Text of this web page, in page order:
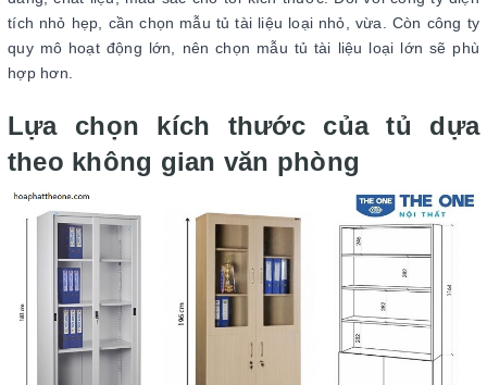
tích nhỏ hẹp, cần chọn mẫu tủ tài liệu loại nhỏ, vừa. Còn công ty
quy mô hoạt động lớn, nên chọn mẫu tủ tài liệu loại lớn sẽ phù
hợp hơn.
Lựa chọn kích thước của tủ dựa
theo không gian văn phòng